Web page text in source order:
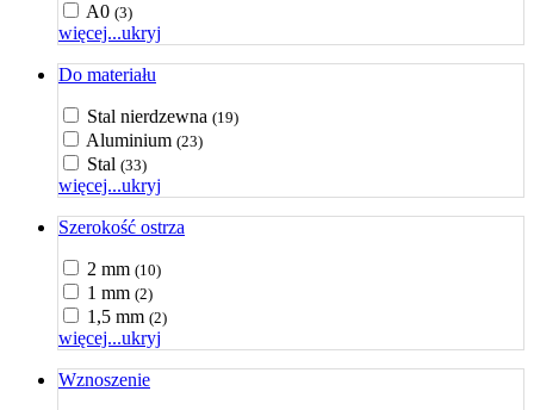
A0 (3)
więcej...ukryj
Do materiału
Stal nierdzewna (19)
Aluminium (23)
Stal (33)
więcej...ukryj
Szerokość ostrza
2 mm (10)
1 mm (2)
1,5 mm (2)
więcej...ukryj
Wznoszenie